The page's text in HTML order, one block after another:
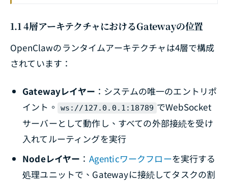
1.1 4層アーキテクチャにおけるGatewayの位置
OpenClawのランタイムアーキテクチャは4層で構成
されています：
Gatewayレイヤー ：システムの唯一のエントリポ
イント。
ws://127.0.0.1:18789 でWebSocket
サーバーとして動作し、すべての外部接続を受け
入れてルーティングを実行
Nodeレイヤー ： Agenticワークフローを実行する
処理ユニットで、Gatewayに接続してタスクの割